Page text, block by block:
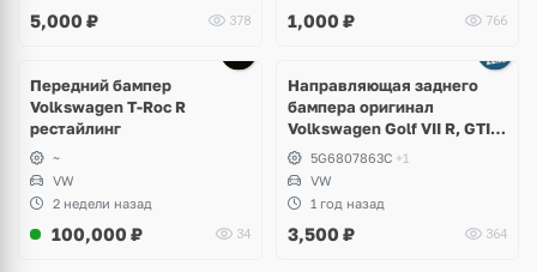
5,000 ₽ 378 1,000 ₽ 766
Передний бампер
Volkswagen T-Roc R
рестайлинг
~
VW
2 недели назад
100,000 ₽ 34
Направляющая заднего
бампера оригинал
Volkswagen Golf VII R, GTI,
e-Golf5G6807863C +1
VW
1 год назад
3,500 ₽ 364